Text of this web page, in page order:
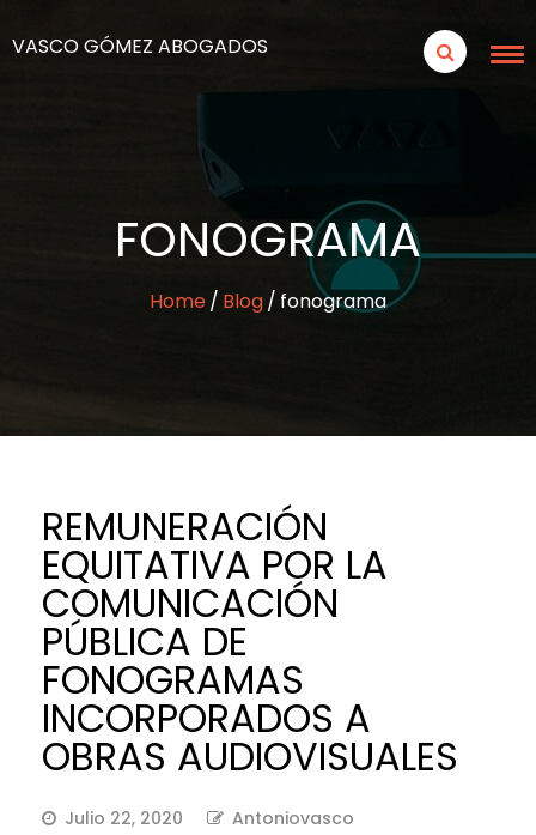
VASCO GÓMEZ ABOGADOS
FONOGRAMA
Home Blog fonograma
REMUNERACIÓN
EQUITATIVA POR LA
COMUNICACIÓN
PÚBLICA DE
FONOGRAMAS
INCORPORADOS A
OBRAS AUDIOVISUALES
Julio 22, 2020 Antoniovasco